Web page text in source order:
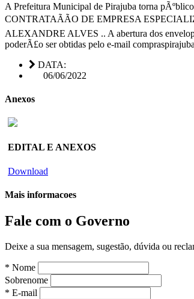
A Prefeitura Municipal de Pirajuba torna
CONTRATAÃÃO DE EMPRESA
ALEXANDRE ALVES .. A abertura dos
poderÃ£o ser obtidas pelo e-mail
DATA:
06/06/2022
Anexos
EDITAL E ANEXOS
Download
Mais informacoes
Fale com o Governo
Deixe a sua mensagem, sugestão, dúvida ou
* Nome
Sobrenome
* E-mail